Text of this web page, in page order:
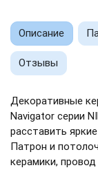
Описание
Отзывы
Декоративные
Navigator серии
расставить
Патрон и
керамики,